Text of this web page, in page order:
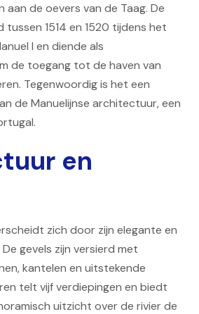
aan de oevers van de Taag. De
1514 en 1520 tijdens het
I en diende als
de toegang tot de haven van
Tegenwoordig is het een
de Manuelijnse architectuur, een
en
zich door zijn elegante en
gevels zijn versierd met
kantelen en uitstekende
telt vijf verdiepingen en biedt
uitzicht over de rivier de